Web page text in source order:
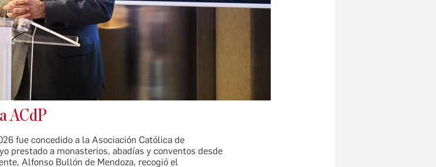
ACdP
fue concedido a la Asociación Católica de
prestado a monasterios, abadías y conventos desde
Alfonso Bullón de Mendoza, recogió el